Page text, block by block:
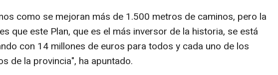
como se mejoran más de 1.500 metros de caminos, pero la
que este Plan, que es el más inversor de la historia, se está
con 14 millones de euros para todos y cada uno de los
de la provincia", ha apuntado.